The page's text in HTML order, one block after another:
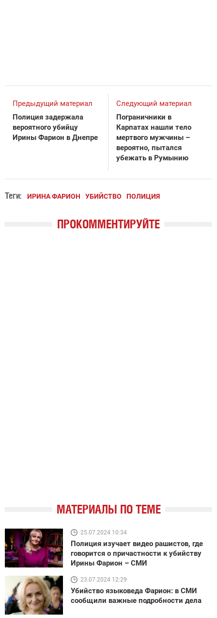
Предыдущий материал
Полиция задержала
вероятного убийцу
Ирины Фарион в Днепре
Следующий материал
Пограничники в
Карпатах нашли тело
мертвого мужчины –
вероятно, пытался
убежать в Румынию
Теги: ИРИНА ФАРИОН УБИЙСТВО ПОЛИЦИЯ
ПРОКОММЕНТИРУЙТЕ
МАТЕРИАЛЫ ПО ТЕМЕ
25.07.2024 10:34
Полиция изучает видео рашистов, где
говорится о причастности к убийству
Ирины Фарион – СМИ
23.07.2024 12:29
Убийство языковеда Фарион: в СМИ
сообщили важные подробности дела